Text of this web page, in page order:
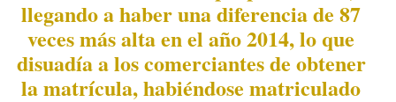
llegando a haber una diferencia de 87
veces más alta en el año 2014, lo que
disuadía a los comerciantes de obtener
la matrícula, habiéndose matriculado